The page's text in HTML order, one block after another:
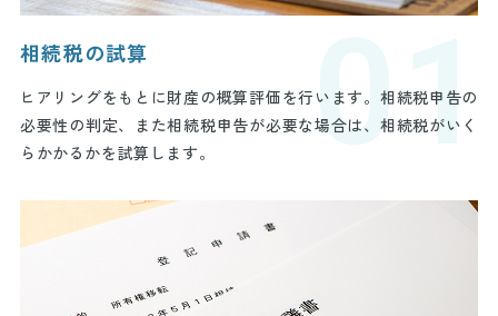
相続税の試算
ヒアリングをもとに財産の概算評価を行います。相続税申告の
必要性の判定、また相続税申告が必要な場合は、相続税がいく
らかかるかを試算します。
01